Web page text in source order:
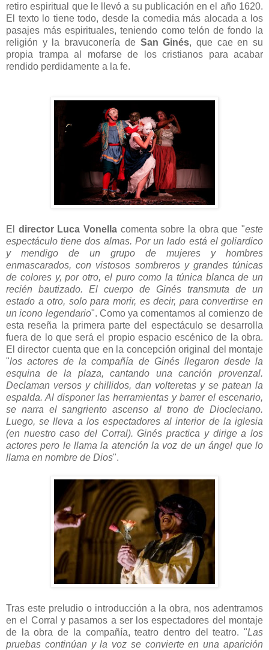
retiro espiritual que le llevó a su publicación en el año 1620.
El texto lo tiene todo, desde la comedia más alocada a los
pasajes más espirituales, teniendo como telón de fondo la
religión y la bravuconería de San Ginés, que cae en su
propia trampa al mofarse de los cristianos para acabar
rendido perdidamente a la fe.
El director Luca Vonella comenta sobre la obra que "este
espectáculo tiene dos almas. Por un lado está el goliardico
y mendigo de un grupo de mujeres y hombres
enmascarados, con vistosos sombreros y grandes túnicas
de colores y, por otro, el puro como la túnica blanca de un
recién bautizado. El cuerpo de Ginés transmuta de un
estado a otro, solo para morir, es decir, para convertirse en
un icono legendario". Como ya comentamos al comienzo de
esta reseña la primera parte del espectáculo se desarrolla
fuera de lo que será el propio espacio escénico de la obra.
El director cuenta que en la concepción original del montaje
"los actores de la compañía de Ginés llegaron desde la
esquina de la plaza, cantando una canción provenzal.
Declaman versos y chillidos, dan volteretas y se patean la
espalda. Al disponer las herramientas y barrer el escenario,
se narra el sangriento ascenso al trono de Diocleciano.
Luego, se lleva a los espectadores al interior de la iglesia
(en nuestro caso del Corral). Ginés practica y dirige a los
actores pero le llama la atención la voz de un ángel que lo
llama en nombre de Dios".
Tras este preludio o introducción a la obra, nos adentramos
en el Corral y pasamos a ser los espectadores del montaje
de la obra de la compañía, teatro dentro del teatro. "Las
pruebas continúan y la voz se convierte en una aparición